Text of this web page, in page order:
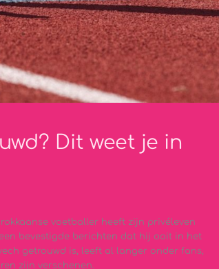
Dit weet je in
voetballer heeft zijn privéleven
bevestigde berichten dat hij ooit in het
getrouwd is, leeft al langer onder fans,
zijn verschenen.